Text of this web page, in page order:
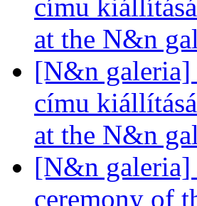
címu
at the N&n
[N&n galeria]
címu
at the N&n
[N&n galeria]
ceremony of